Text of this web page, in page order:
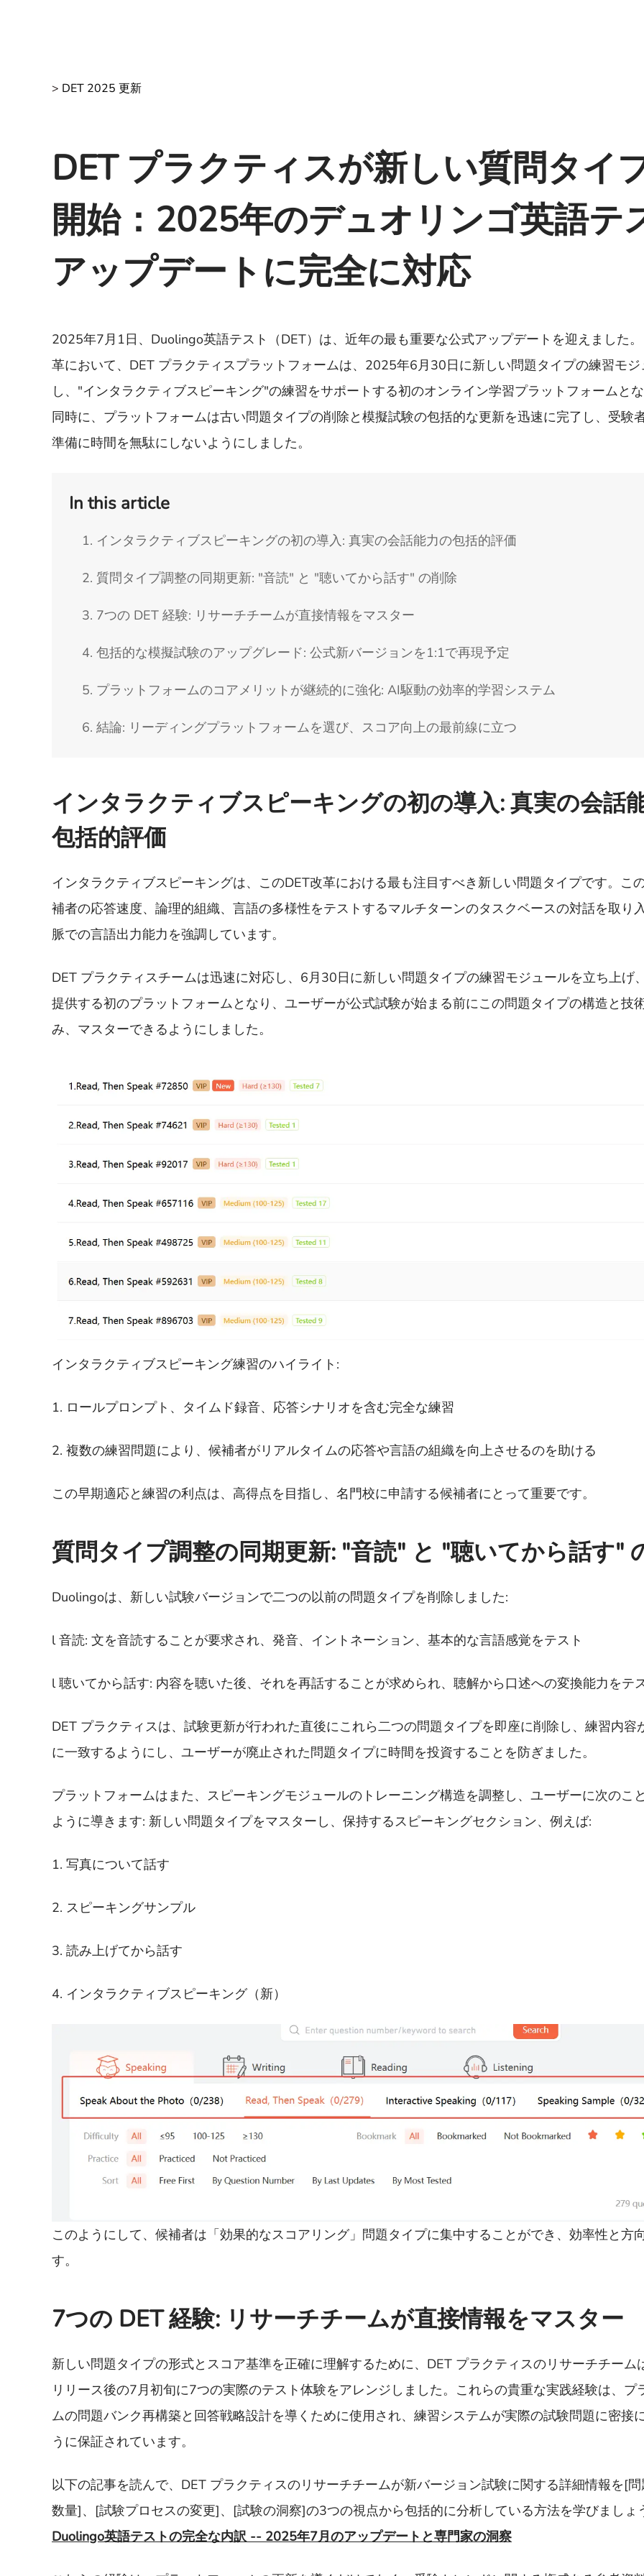
> DET 2025 更新
DET プラクティスが新しい質問タイ
開始：2025年のデュオリンゴ英語テ
アップデートに完全に対応
2025年7月1日、Duolingo英語テスト（DET）は、近年の最も重要な公式アップデートを迎えました
革において、DET プラクティスプラットフォームは、2025年6月30日に新しい問題タイプの練習モ
し、"インタラクティブスピーキング"の練習をサポートする初のオンライン学習プラットフォームと
同時に、プラットフォームは古い問題タイプの削除と模擬試験の包括的な更新を迅速に完了し、受験
準備に時間を無駄にしないようにしました。
In this article
1. インタラクティブスピーキングの初の導入: 真実の会話能力の包括的評価
2. 質問タイプ調整の同期更新: "音読" と "聴いてから話す" の削除
3. 7つの DET 経験: リサーチチームが直接情報をマスター
4. 包括的な模擬試験のアップグレード: 公式新バージョンを1:1で再現予定
5. プラットフォームのコアメリットが継続的に強化: AI駆動の効率的学習システム
6. 結論: リーディングプラットフォームを選び、スコア向上の最前線に立つ
インタラクティブスピーキングの初の導入: 真実の会話
包括的評価
インタラクティブスピーキングは、このDET改革における最も注目すべき新しい問題タイプです。こ
補者の応答速度、論理的組織、言語の多様性をテストするマルチターンのタスクベースの対話を取り
脈での言語出力能力を強調しています。
DET プラクティスチームは迅速に対応し、6月30日に新しい問題タイプの練習モジュールを立ち上げ
提供する初のプラットフォームとなり、ユーザーが公式試験が始まる前にこの問題タイプの構造と技
み、マスターできるようにしました。
インタラクティブスピーキング練習のハイライト:
1. ロールプロンプト、タイムド録音、応答シナリオを含む完全な練習
2. 複数の練習問題により、候補者がリアルタイムの応答や言語の組織を向上させるのを助ける
この早期適応と練習の利点は、高得点を目指し、名門校に申請する候補者にとって重要です。
質問タイプ調整の同期更新: "音読" と "聴いてから話す"
Duolingoは、新しい試験バージョンで二つの以前の問題タイプを削除しました:
l 音読: 文を音読することが要求され、発音、イントネーション、基本的な言語感覚をテスト
l 聴いてから話す: 内容を聴いた後、それを再話することが求められ、聴解から口述への変換能力をテ
DET プラクティスは、試験更新が行われた直後にこれら二つの問題タイプを即座に削除し、練習内容
に一致するようにし、ユーザーが廃止された問題タイプに時間を投資することを防ぎました。
プラットフォームはまた、スピーキングモジュールのトレーニング構造を調整し、ユーザーに次のこ
ように導きます: 新しい問題タイプをマスターし、保持するスピーキングセクション、例えば:
1. 写真について話す
2. スピーキングサンプル
3. 読み上げてから話す
4. インタラクティブスピーキング（新）
このようにして、候補者は「効果的なスコアリング」問題タイプに集中することができ、効率性と方
す。
7つの DET 経験: リサーチチームが直接情報をマスター
新しい問題タイプの形式とスコア基準を正確に理解するために、DET プラクティスのリサーチチーム
リリース後の7月初旬に7つの実際のテスト体験をアレンジしました。これらの貴重な実践経験は、プ
ムの問題バンク再構築と回答戦略設計を導くために使用され、練習システムが実際の試験問題に密接
うに保証されています。
以下の記事を読んで、DET プラクティスのリサーチチームが新バージョン試験に関する詳細情報を[
数量]、[試験プロセスの変更]、[試験の洞察]の3つの視点から包括的に分析している方法を学びましょ
Duolingo英語テストの完全な内訳 -- 2025年7月のアップデートと専門家の洞察